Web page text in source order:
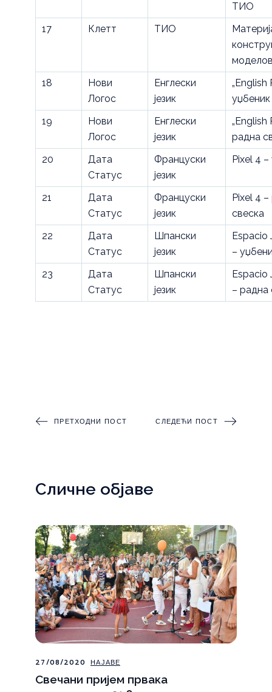
ТИО
17
Клетт ТИО
18
Нови
Логос
Енглески
језик
„English
уџбеник
19
Нови
Логос
Енглески
језик
„English
радна
20
Дата
Статус
Француски
језик
Pixel 4
21
Дата
Статус
Француски
језик
Pixel 4
свеска
22
Дата
Статус
Шпански
језик
Espacio
–
23
Дата
Статус
Шпански
језик
Espacio
– радна
ПРЕТХОДНИ ПОСТ СЛЕДЕЋИ ПОСТ
Сличне објаве
27/08/2020 НАЈАВЕ
Свечани пријем првака